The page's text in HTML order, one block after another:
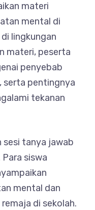
materi
mental di
lingkungan
materi, peserta
penyebab
serta pentingnya
tekanan
sesi tanya jawab
siswa
mental dan
di sekolah.